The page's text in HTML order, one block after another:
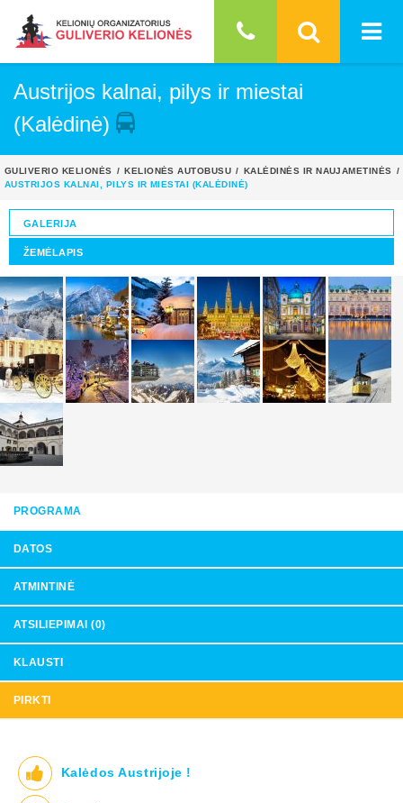
Austrijos kalnai, pilys ir miestai
(Kalėdinė)
GULIVERIO KELIONĖS KELIONĖS AUTOBUSU
KALĖDINĖS IR NAUJAMETINĖS
AUSTRIJOS KALNAI, PILYS IR MIESTAI (KALĖDINĖ)
GALERIJA
ŽEMĖLAPIS
PROGRAMA
DATOS
ATMINTINĖ
ATSILIEPIMAI (0)
KLAUSTI
PIRKTI
Kalėdos Austrijoje !